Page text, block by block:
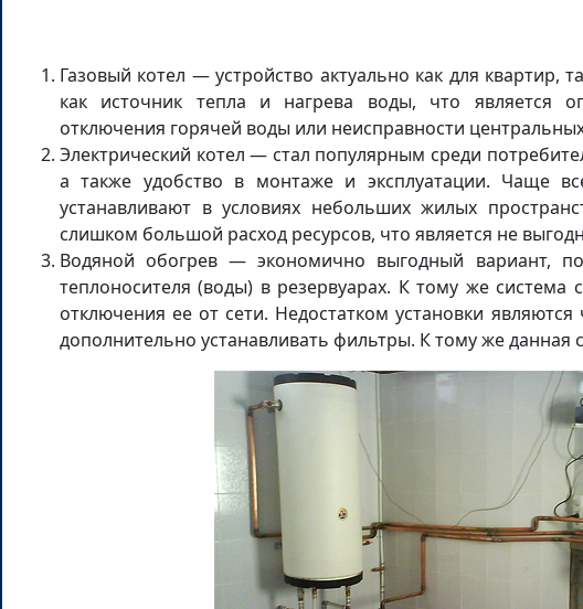
Газовый котел — устройство актуально как для квартир,
как источник тепла и нагрева воды, что является
отключения горячей воды или неисправности
Электрический котел — стал популярным среди
а также удобство в монтаже и эксплуатации. Чаще
устанавливают в условиях небольших жилых
слишком большой расход ресурсов, что является не
Водяной обогрев — экономично выгодный вариант,
теплоносителя (воды) в резервуарах. К тому же система
отключения ее от сети. Недостатком установки
дополнительно устанавливать фильтры. К тому же данная